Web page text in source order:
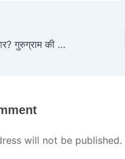
क्या किसी तबाही का इंतजार? गुरुग्राम की हाईराइज सोसायटियों का ऐसा ही है हाल; फायर सुरक्षा पर उठे सवाल
will not be published.